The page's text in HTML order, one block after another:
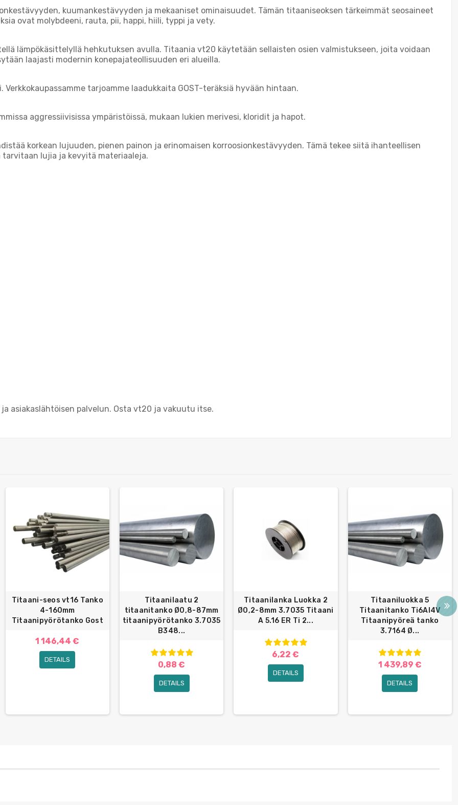
kuumankestävyyden ja mekaaniset ominaisuudet. Tämän titaaniseoksen tärkeimmät seosaineet
ovat molybdeeni, rauta, pii, happi, hiili, typpi ja vety.
lämpökäsittelyllä hehkutuksen avulla. Titaania vt20 käytetään sellaisten osien valmistukseen, joita voidaan
laajasti modernin konepajateollisuuden eri alueilla.
tarjoamme laadukkaita GOST-teräksiä hyvään hintaan.
aggressiivisissa ympäristöissä, mukaan lukien merivesi, kloridit ja hapot.
korkean lujuuden, pienen painon ja erinomaisen korroosionkestävyyden. Tämä tekee siitä ihanteellisen
lujia ja kevyitä materiaaleja.
asiakaslähtöisen palvelun. Osta vt20 ja vakuutu itse.
Titaani-seos vt16 Tanko
4-160mm
Titaanipyörötanko Gost
1 146,44 €
DETAILS
Titaanilaatu 2
titaanitanko Ø0,8-87mm
titaanipyörötanko 3.7035
B348...
0,88 €
DETAILS
Titaanilanka Luokka 2
Ø0,2-8mm 3.7035 Titaani
A 5.16 ER Ti 2...
6,22 €
DETAILS
Titaaniluokka 5
Titaanitanko Ti6Al4V
Titaanipyöreä tanko
3.7164 Ø...
1 439,89 €
DETAILS